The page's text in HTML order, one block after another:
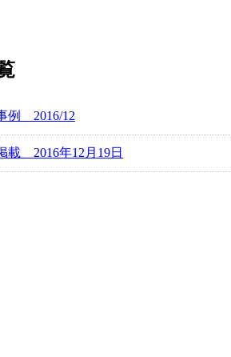
例 2016/12
載 2016年12月19日